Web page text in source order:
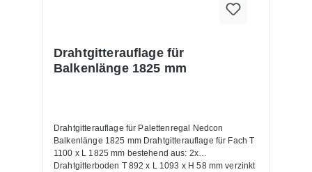
Drahtgitterauflage für
Balkenlänge 1825 mm
Drahtgitterauflage für Palettenregal Nedcon
Balkenlänge 1825 mm Drahtgitterauflage für Fach T
1100 x L 1825 mm bestehend aus: 2x
Drahtgitterboden T 892 x L 1093 x H 58 mm verzinkt